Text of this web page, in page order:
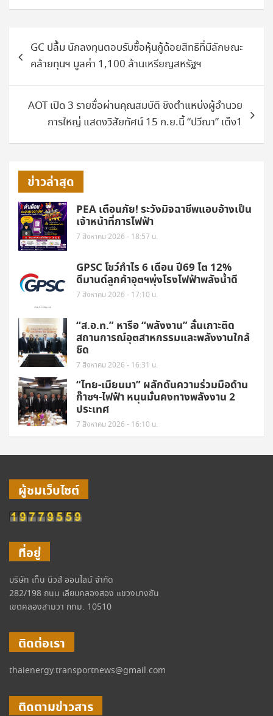
แนะแนว
เรื่องGC ปลื้ม นักลงทุนตอบรับซื้อหุ้นกู้ด้อยสิทธิที่มีลักษณะ
คล้ายทุนฯ มูลค่า 1,100 ล้านเหรียญสหรัฐฯ
AOT เปิด 3 รายชื่อผ่านคุณสมบัติ ชิงตำแหน่งผู้อำนวย
การใหญ่ แสดงวิสัยทัศน์ 15 ก.ย.นี้ “ปวีณา” เต็ง1
ข่าวล่าสุด
PEA เตือนภัย! ระวังมิจฉาชีพแอบอ้างเป็น
เจ้าหน้าที่การไฟฟ้า
7 สิงหาคม 2026 - 18:57 น.
GPSC โชว์กำไร 6 เดือน ปี69 โต 12%
ดีมานด์ลูกค้าอุตฯพุ่งโรงไฟฟ้าพลังน้ำดี
7 สิงหาคม 2026 - 17:10 น.
“ส.อ.ท.” หารือ “พลังงาน” ลั่นเกาะติด
สถานการณ์อุตสาหกรรมและพลังงานใกล้
ชิด
7 สิงหาคม 2026 - 16:31 น.
“ไทย-เมียนมา” ผลักดันความร่วมมือด้าน
ก๊าซฯ-ไฟฟ้า หนุนมั่นคงทางพลังงาน 2
ประเทศ
7 สิงหาคม 2026 - 16:10 น.
ผู้ชมเว็บไซต์
ที่อยู่
บริษัท เท็น นิวส์ ออนไลน์ จำกัด
282/198 ถนน เลียบคลองสอง แขวงบางชัน
เขตคลองสามวา กทม. 10510
ติดต่อเรา
thaienergy.transportnews@gmail.com
ติดตามข่าวสาร